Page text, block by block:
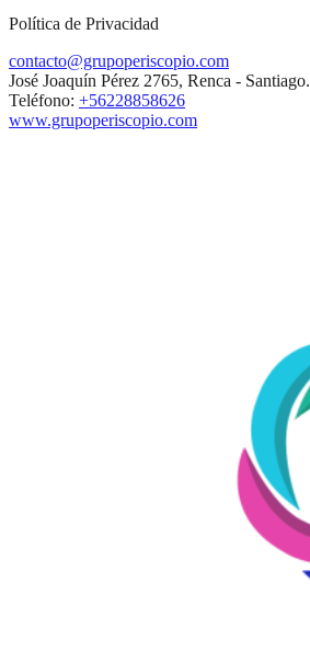
Política de Privacidad
contacto@grupoperiscopio.com
José Joaquín Pérez 2765, Renca - Santiago.
Teléfono: +56228858626
www.grupoperiscopio.com